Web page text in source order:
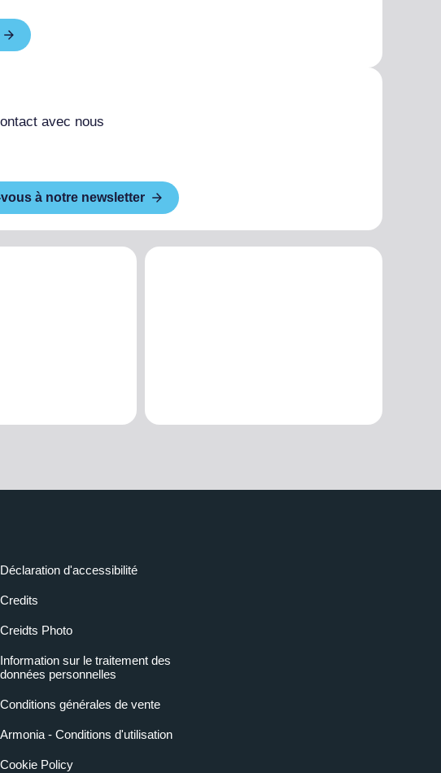
avec nous
vous à notre newsletter
Déclaration d'accessibilité
Credits
Creidts Photo
Information sur le traitement des
données personnelles
Conditions générales de vente
Armonia - Conditions d'utilisation
Cookie Policy